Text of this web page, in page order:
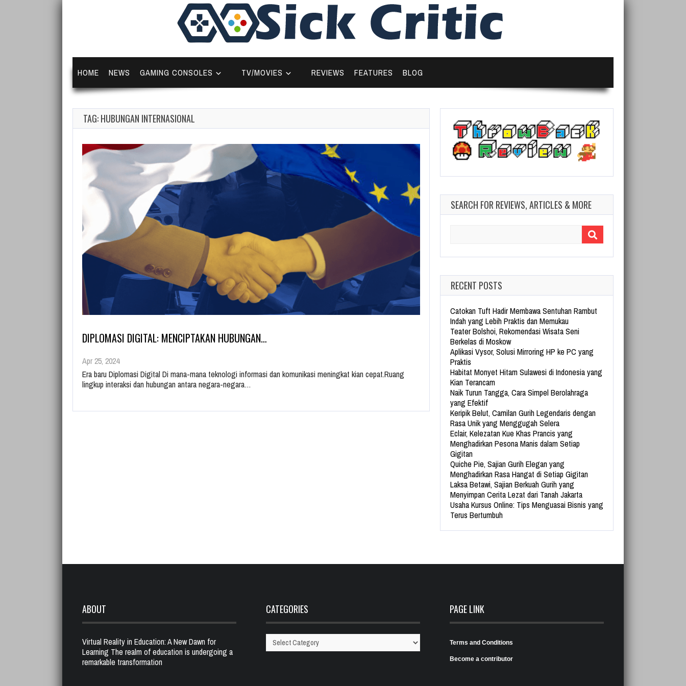
HOME NEWS GAMING CONSOLES TV/MOVIES REVIEWS FEATURES BLOG
TAG: HUBUNGAN INTERNASIONAL
DIPLOMASI DIGITAL: MENCIPTAKAN HUBUNGAN…
Apr 25, 2024
Era baru Diplomasi Digital Di mana-mana teknologi informasi dan komunikasi meningkat kian cepat.Ruang
lingkup interaksi dan hubungan antara negara-negara…
SEARCH FOR REVIEWS, ARTICLES & MORE
RECENT POSTS
Catokan Tuft Hadir Membawa Sentuhan Rambut
Indah yang Lebih Praktis dan Memukau
Teater Bolshoi, Rekomendasi Wisata Seni
Berkelas di Moskow
Aplikasi Vysor, Solusi Mirroring HP ke PC yang
Praktis
Habitat Monyet Hitam Sulawesi di Indonesia yang
Kian Terancam
Naik Turun Tangga, Cara Simpel Berolahraga
yang Efektif
Keripik Belut, Camilan Gurih Legendaris dengan
Rasa Unik yang Menggugah Selera
Eclair, Kelezatan Kue Khas Prancis yang
Menghadirkan Pesona Manis dalam Setiap
Gigitan
Quiche Pie, Sajian Gurih Elegan yang
Menghadirkan Rasa Hangat di Setiap Gigitan
Laksa Betawi, Sajian Berkuah Gurih yang
Menyimpan Cerita Lezat dari Tanah Jakarta
Usaha Kursus Online: Tips Menguasai Bisnis yang
Terus Bertumbuh
ABOUT
Virtual Reality in Education: A New Dawn for
Learning The realm of education is undergoing a
remarkable transformation
CATEGORIES
Categories
PAGE LINK
Terms and Conditions
Become a contributor